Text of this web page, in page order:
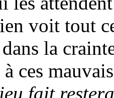
voit tout
la
ces
fait